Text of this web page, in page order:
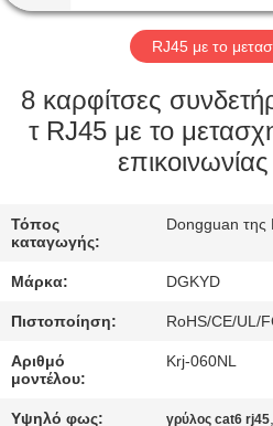
ΠΕΡΊΠΟΥ
ΓΎΡΟΣ
ΕΡΓΟΣΤΑΣΊΩΝ
ΠΟΙΟΤΙΚΌΣ
ΈΛΕΓΧΟΣ
ΜΑΣ
ΕΛΆΤΕ
ΣΕ
RJ45 με το
8 καρφίτσες
τ RJ45 με το
Τόπος
καταγωγής:
Dongguan της
Μάρκα: DGKYD
Πιστοποίηση: RoHS/CE/UL/
Αριθμό
μοντέλου:
Krj-060NL
Υψηλό φως: γρύλος cat6 rj45